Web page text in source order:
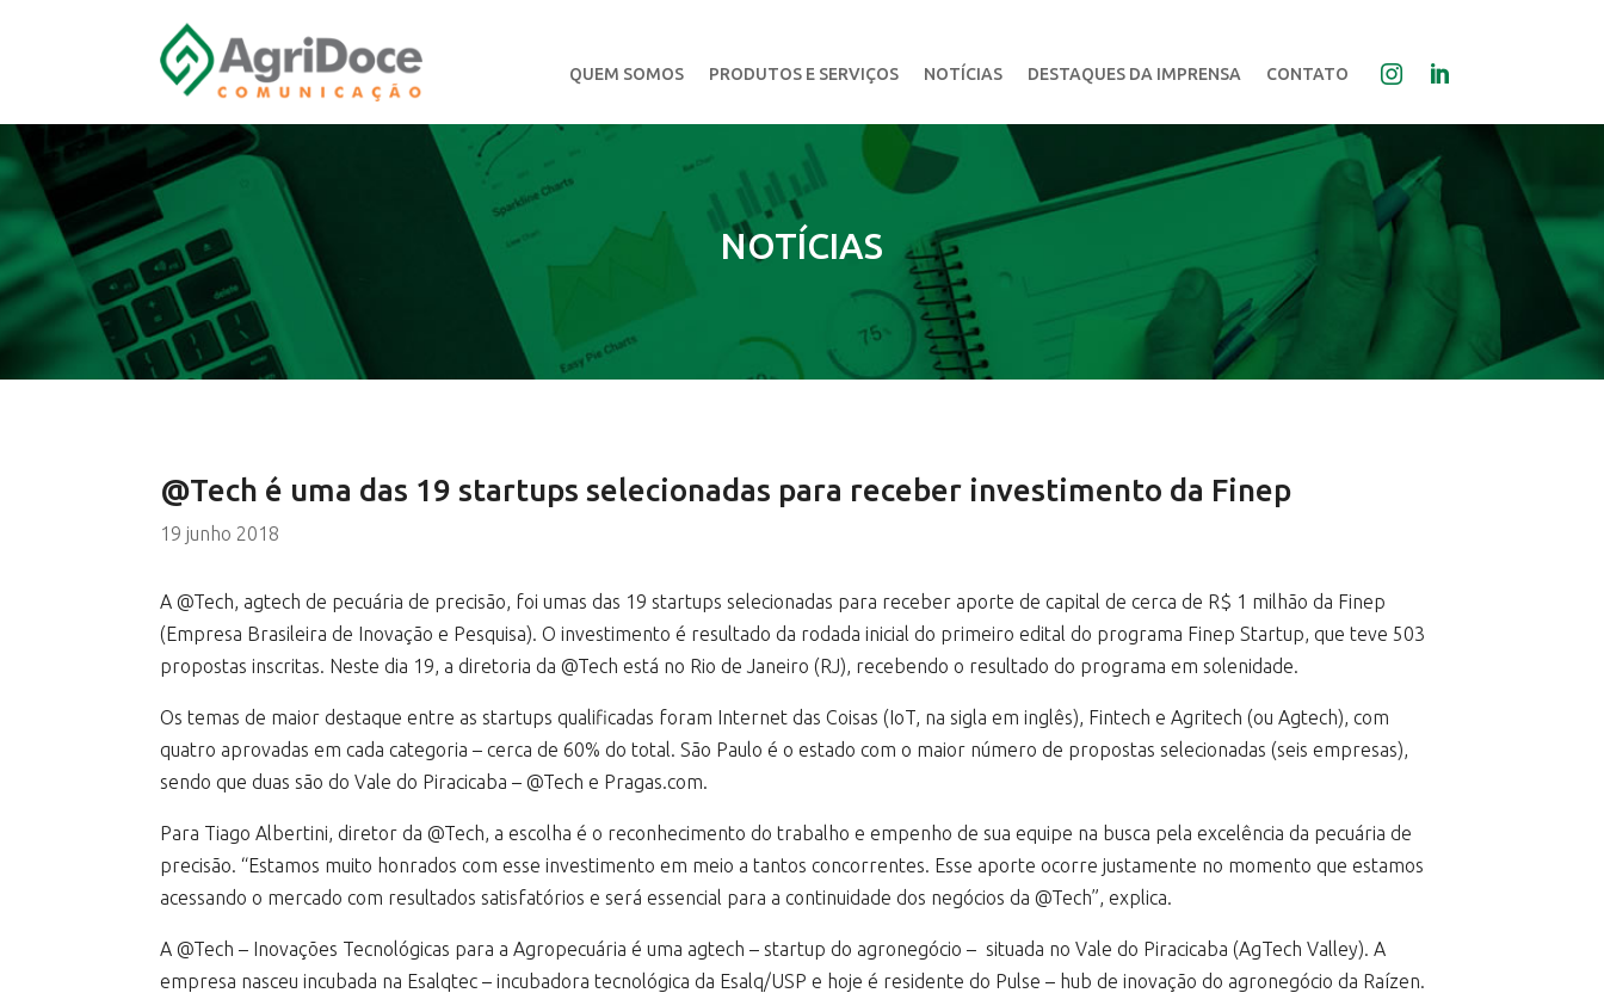
QUEM SOMOS PRODUTOS E SERVIÇOS NOTÍCIAS DESTAQUES DA IMPRENSA CONTATO
NOTÍCIAS
@Tech é uma das 19 startups selecionadas para receber investimento da Finep
19 junho 2018
A @Tech, agtech de pecuária de precisão, foi umas das 19 startups selecionadas para receber aporte de capital de cerca de R$ 1 milhão da Finep
(Empresa Brasileira de Inovação e Pesquisa). O investimento é resultado da rodada inicial do primeiro edital do programa Finep Startup, que teve 503
propostas inscritas. Neste dia 19, a diretoria da @Tech está no Rio de Janeiro (RJ), recebendo o resultado do programa em solenidade.
Os temas de maior destaque entre as startups qualificadas foram Internet das Coisas (IoT, na sigla em inglês), Fintech e Agritech (ou Agtech), com
quatro aprovadas em cada categoria – cerca de 60% do total. São Paulo é o estado com o maior número de propostas selecionadas (seis empresas),
sendo que duas são do Vale do Piracicaba – @Tech e Pragas.com.
Para Tiago Albertini, diretor da @Tech, a escolha é o reconhecimento do trabalho e empenho de sua equipe na busca pela excelência da pecuária de
precisão. “Estamos muito honrados com esse investimento em meio a tantos concorrentes. Esse aporte ocorre justamente no momento que estamos
acessando o mercado com resultados satisfatórios e será essencial para a continuidade dos negócios da @Tech”, explica.
A @Tech – Inovações Tecnológicas para a Agropecuária é uma agtech – startup do agronegócio – situada no Vale do Piracicaba (AgTech Valley). A
empresa nasceu incubada na Esalqtec – incubadora tecnológica da Esalq/USP e hoje é residente do Pulse – hub de inovação do agronegócio da Raízen.